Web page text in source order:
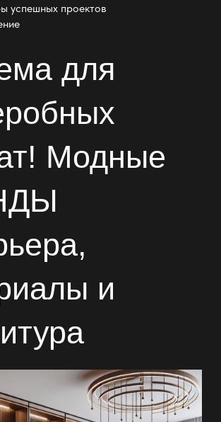
успешных проектов
для
Модные
и